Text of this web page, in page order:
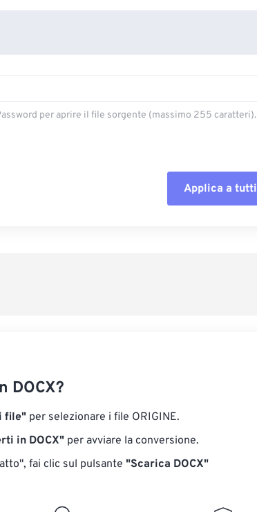
per aprire il file sorgente (massimo 255 caratteri).
Applica a tutti
DOCX?
file" per selezionare i file ORIGINE.
in DOCX" per avviare la conversione.
fai clic sul pulsante "Scarica DOCX"